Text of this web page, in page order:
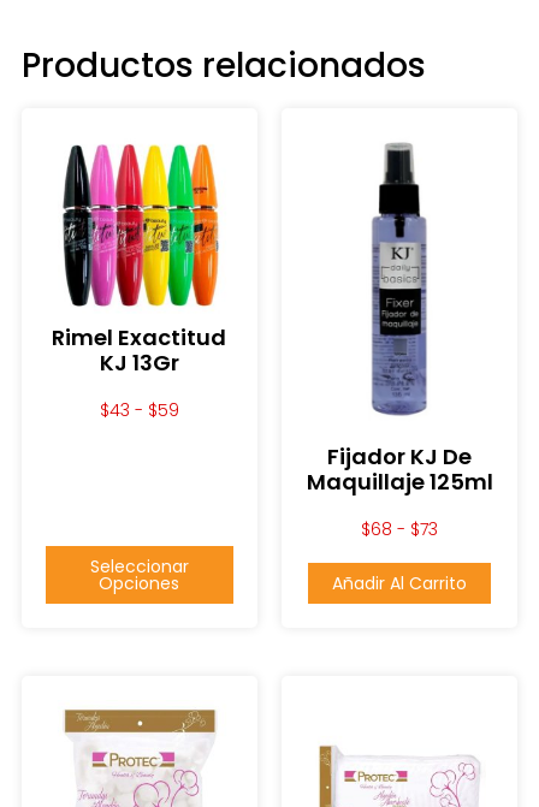
Productos relacionados
Rimel Exactitud
KJ 13Gr
$43 - $59
Seleccionar
Opciones
Fijador KJ De
Maquillaje 125ml
$68 - $73
Añadir Al Carrito